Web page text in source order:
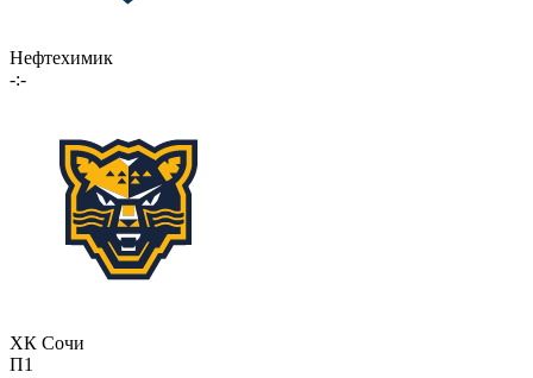
Нефтехимик
-:-
ХК Сочи
П1